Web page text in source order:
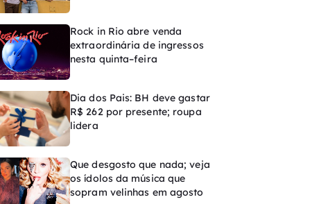
Rock in Rio abre venda
extraordinária de ingressos
nesta quinta–feira
Dia dos Pais: BH deve gastar
R$ 262 por presente; roupa
lidera
Que desgosto que nada; veja
os ídolos da música que
sopram velinhas em agosto